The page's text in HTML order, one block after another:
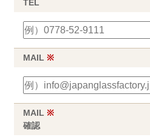
TEL
MAIL※
MAIL※
確認